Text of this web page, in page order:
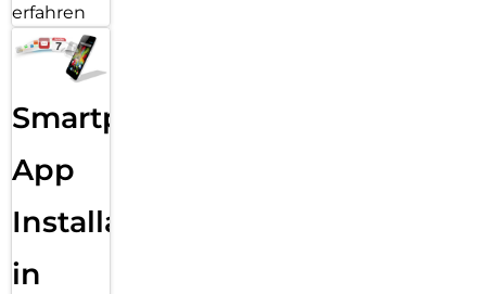
erfahren
Smartphone
App
Installation
in